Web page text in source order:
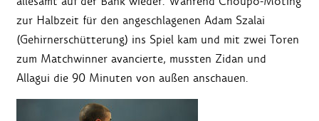
zur Halbzeit für den angeschlagenen Adam Szalai
(Gehirnerschütterung) ins Spiel kam und mit zwei Toren
zum Matchwinner avancierte, mussten Zidan und
Allagui die 90 Minuten von außen anschauen.